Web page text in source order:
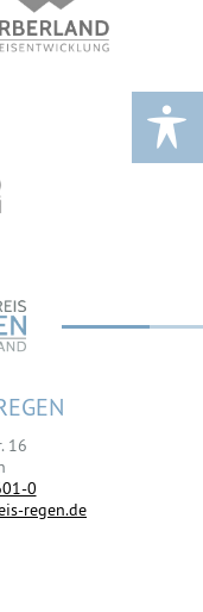
16
0
regen.de